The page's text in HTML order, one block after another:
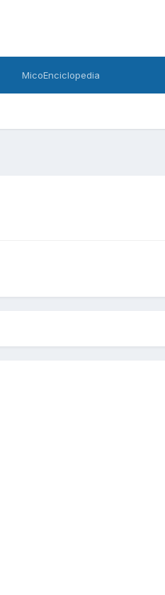
MicoEnciclopedia